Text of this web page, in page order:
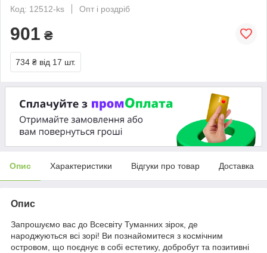
Код: 12512-ks
Опт і роздріб
901 ₴
734 ₴ від 17 шт.
Опис Характеристики Відгуки про товар Доставка
Опис
Запрошуємо вас до Всесвіту Туманних зірок, де
народжуються всі зорі! Ви познайомитеся з космічним
островом, що поєднує в собі естетику, добробут та позитивні